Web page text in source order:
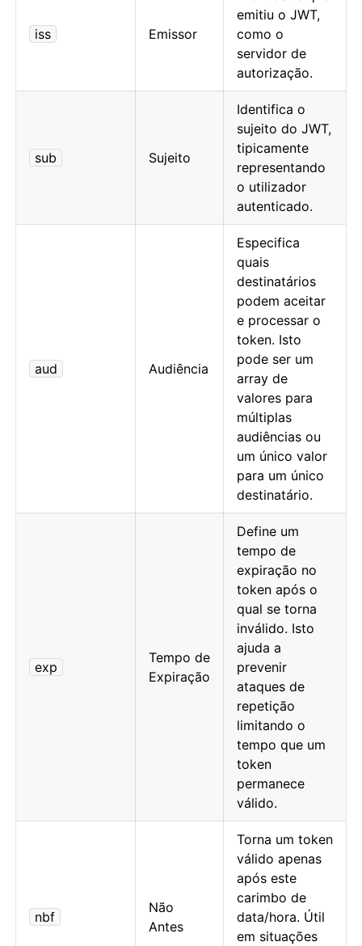
iss Emissor
emitiu o JWT,
como o
servidor de
autorização.
sub Sujeito
Identifica o
sujeito do JWT,
tipicamente
representando
o utilizador
autenticado.
aud Audiência
Especifica
quais
destinatários
podem aceitar
e processar o
token. Isto
pode ser um
array de
valores para
múltiplas
audiências ou
um único valor
para um único
destinatário.
exp
Tempo de
Expiração
Define um
tempo de
expiração no
token após o
qual se torna
inválido. Isto
ajuda a
prevenir
ataques de
repetição
limitando o
tempo que um
token
permanece
válido.
nbf
Não
Antes
Torna um token
válido apenas
após este
carimbo de
data/hora. Útil
em situações